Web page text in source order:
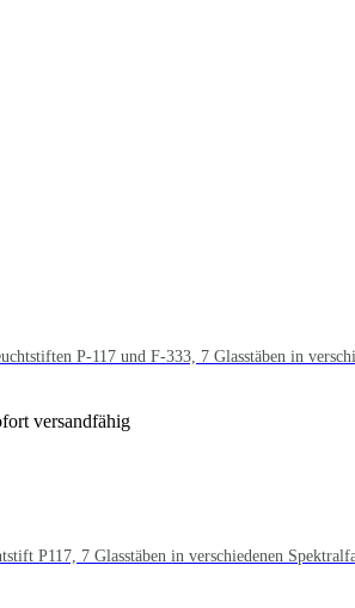
P-117 und F-333, 7 Glasstäben in
versandfähig
P117, 7 Glasstäben in verschiedenen